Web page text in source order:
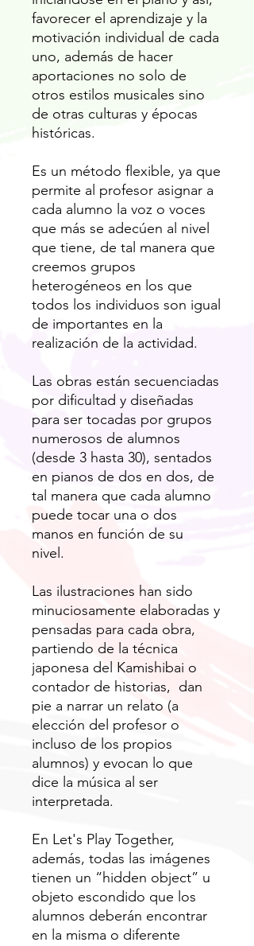
favorecer el aprendizaje y la
motivación individual de cada
uno, además de hacer
aportaciones no solo de
otros estilos musicales sino
de otras culturas y épocas
históricas.
Es un método flexible, ya que
permite al profesor asignar a
cada alumno la voz o voces
que más se adecúen al nivel
que tiene, de tal manera que
creemos grupos
heterogéneos en los que
todos los individuos son igual
de importantes en la
realización de la actividad.
Las obras están secuenciadas
por dificultad y diseñadas
para ser tocadas por grupos
numerosos de alumnos
(desde 3 hasta 30), sentados
en pianos de dos en dos, de
tal manera que cada alumno
puede tocar una o dos
manos en función de su
nivel.
Las ilustraciones han sido
minuciosamente elaboradas y
pensadas para cada obra,
partiendo de la técnica
japonesa del Kamishibai o
contador de historias, dan
pie a narrar un relato (a
elección del profesor o
incluso de los propios
alumnos) y evocan lo que
dice la música al ser
interpretada.
En Let's Play Together,
además, todas las imágenes
tienen un “hidden object” u
objeto escondido que los
alumnos deberán encontrar
en la misma o diferente